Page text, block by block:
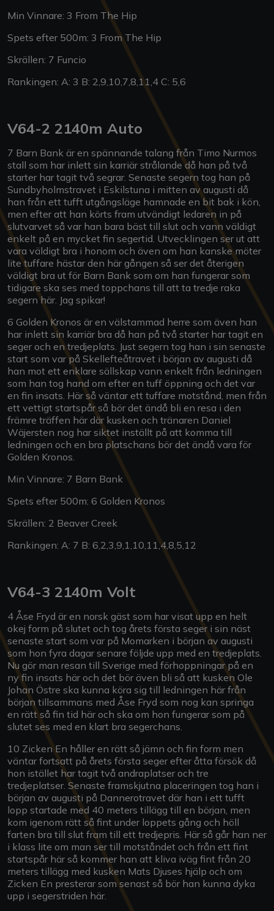
Min Vinnare: 3 From The Hip
Spets efter 500m: 3 From The Hip
Skrällen: 7 Funcio
Rankingen: A: 3 B: 2,9,10,7,8,11,4 C: 5,6
V64-2 2140m Auto
7 Barn Bank är en spännande talang från Timo Nurmos
stall som har inlett sin karriär strålande då han på två
starter har tagit två segrar. Senaste segern tog han på
Sundbyholmstravet i Eskilstuna i mitten av augusti då
han från ett tufft utgångsläge hamnade en bit bak i kön,
men efter att han körts fram utvändigt ledaren in på
slutvarvet så var han bara bäst till slut och vann väldigt
enkelt på en mycket fin segertid. Utvecklingen ser ut att
vara väldigt bra i honom och även om han kanske möter
lite tuffare hästar den här gången så ser det återigen
väldigt bra ut för Barn Bank som om han fungerar som
tidigare ska ses med toppchans till att ta tredje raka
segern här. Jag spikar!
6 Golden Kronos är en välstammad herre som även han
har inlett sin karriär bra då han på två starter har tagit en
seger och en tredjeplats. Just segern tog han i sin senaste
start som var på Skellefteåtravet i början av augusti då
han mot ett enklare sällskap vann enkelt från ledningen
som han tog hand om efter en tuff öppning och det var
en fin insats. Här så väntar ett tuffare motstånd, men från
ett vettigt startspår så bör det ändå bli en resa i den
främre träffen här där kusken och tränaren Daniel
Wäjersten nog har siktet inställt på att komma till
ledningen och en bra platschans bör det ändå vara för
Golden Kronos.
Min Vinnare: 7 Barn Bank
Spets efter 500m: 6 Golden Kronos
Skrällen: 2 Beaver Creek
Rankingen: A: 7 B: 6,2,3,9,1,10,11,4,8,5,12
V64-3 2140m Volt
4 Åse Fryd är en norsk gäst som har visat upp en helt
okej form på slutet och tog årets första seger i sin näst
senaste start som var på Momarken i början av augusti
som hon fyra dagar senare följde upp med en tredjeplats.
Nu gör man resan till Sverige med förhoppningar på en
ny fin insats här och det bör även bli så att kusken Ole
Johan Östre ska kunna köra sig till ledningen här från
början tillsammans med Åse Fryd som nog kan springa
en rätt så fin tid här och ska om hon fungerar som på
slutet ses med en klart bra segerchans.
10 Zicken En håller en rätt så jämn och fin form men
väntar fortsatt på årets första seger efter åtta försök då
hon istället har tagit två andraplatser och tre
tredjeplatser. Senaste framskjutna placeringen tog han i
början av augusti på Dannerotravet där han i ett tufft
lopp startade med 40 meters tillägg till en början, men
kom igenom rätt så fint under loppets gång och höll
farten bra till slut fram till ett tredjepris. Här så går han ner
i klass lite om man ser till motståndet och från ett fint
startspår här så kommer han att kliva iväg fint från 20
meters tillägg med kusken Mats Djuses hjälp och om
Zicken En presterar som senast så bör han kunna dyka
upp i segerstriden här.